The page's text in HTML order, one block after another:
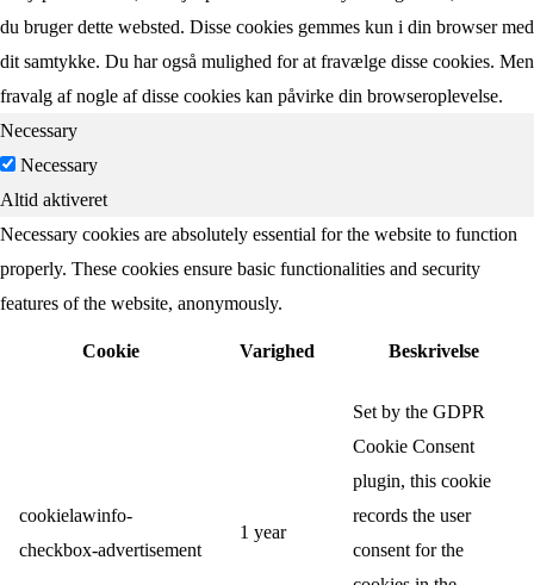
du bruger dette websted. Disse cookies gemmes kun i din browser med
dit samtykke. Du har også mulighed for at fravælge disse cookies. Men
fravalg af nogle af disse cookies kan påvirke din browseroplevelse.
Necessary
Necessary
Altid aktiveret
Necessary cookies are absolutely essential for the website to function
properly. These cookies ensure basic functionalities and security
features of the website, anonymously.
Cookie Varighed Beskrivelse
cookielawinfo-
checkbox-advertisement
1 year
Set by the GDPR
Cookie Consent
plugin, this cookie
records the user
consent for the